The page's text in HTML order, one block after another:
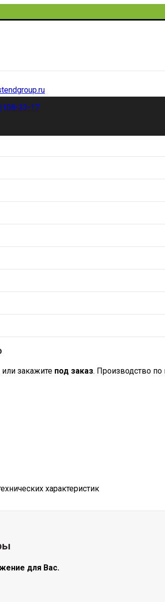
33-17
закажите под заказ. Производство
характеристик
для Вас.